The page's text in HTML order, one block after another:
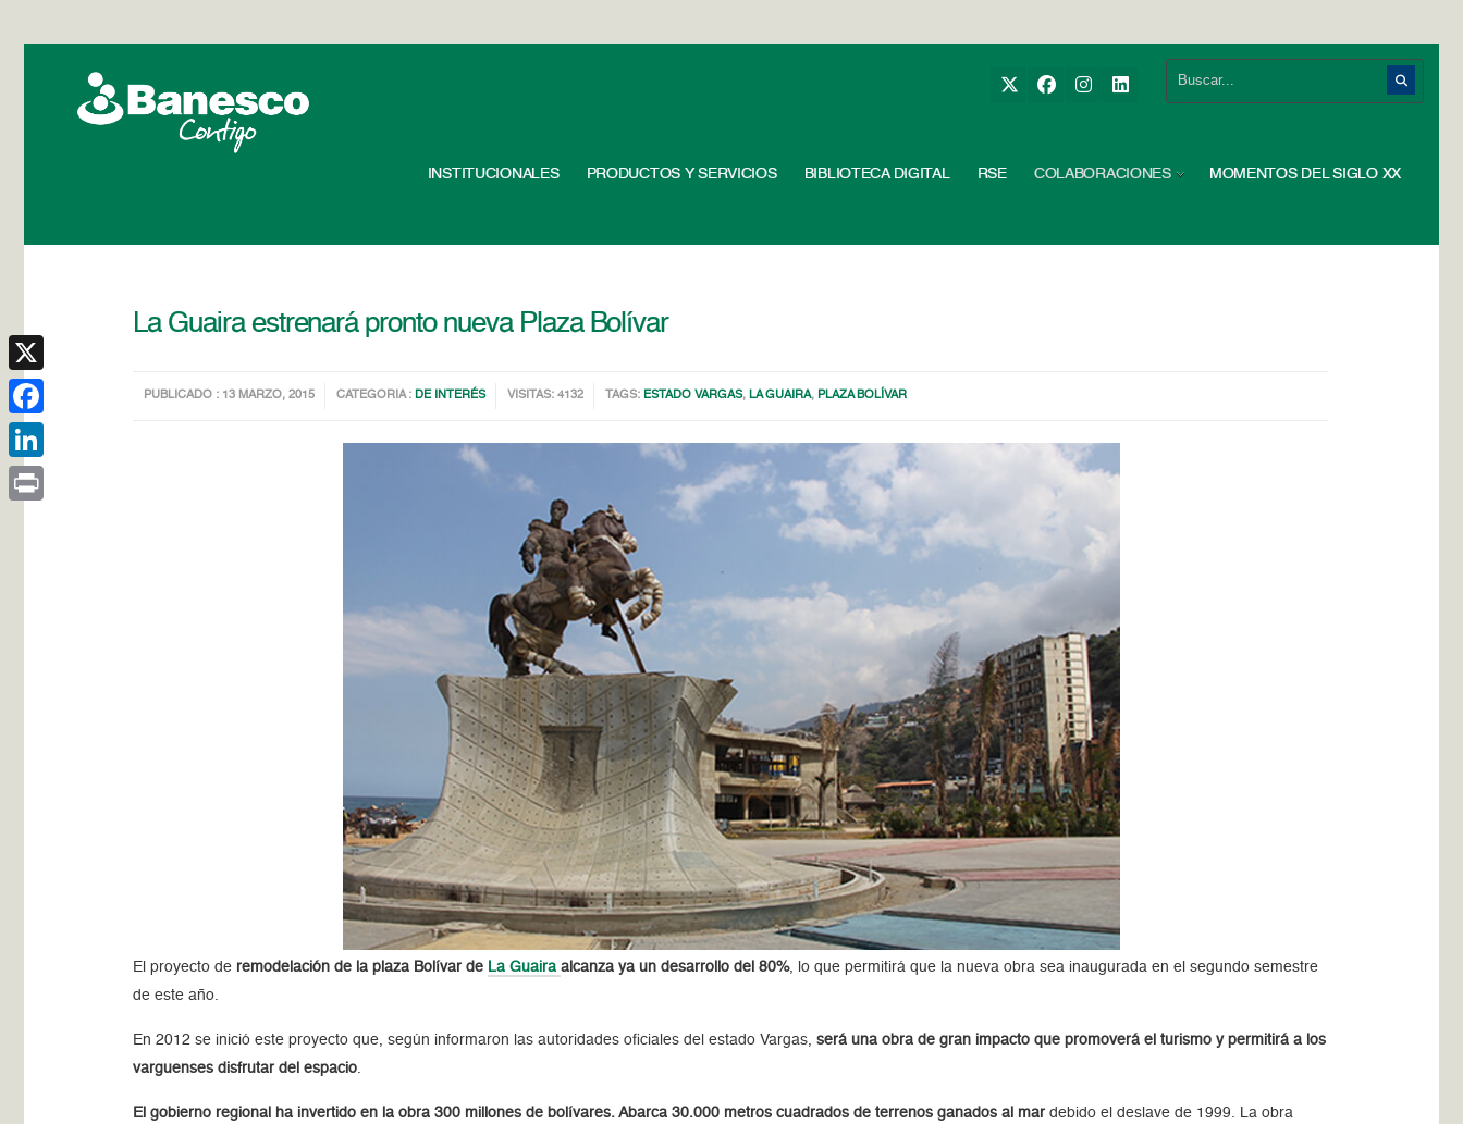
INSTITUCIONALES PRODUCTOS Y SERVICIOS BIBLIOTECA DIGITAL RSE COLABORACIONES MOMENTOS DEL SIGLO XX
La Guaira estrenará pronto nueva Plaza Bolívar
PUBLICADO : 13 MARZO, 2015 CATEGORIA : DE INTERÉS VISITAS: 4132 TAGS: ESTADO VARGAS, LA GUAIRA, PLAZA BOLÍVAR
El proyecto de remodelación de la plaza Bolívar de La Guairaalcanza ya un desarrollo del 80%, lo que permitirá que la nueva obra sea inaugurada en el segundo semestre
de este año.
En 2012 se inició este proyecto que, según informaron las autoridades oficiales del estado Vargas,será una obra de gran impacto que promoverá el turismo y permitirá a los
varguenses disfrutar del espacio
El gobierno regional ha invertido en la obra 300 millones de bolívares. Abarca 30.000 metros cuadrados de terrenos ganados al mar debido el deslave de 1999. La obra
X
Facebook
LinkedIn